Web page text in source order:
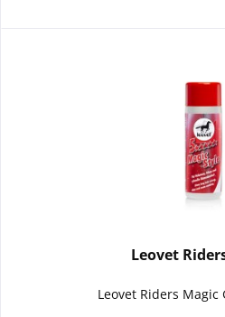
Leovet
Leovet Riders Magic